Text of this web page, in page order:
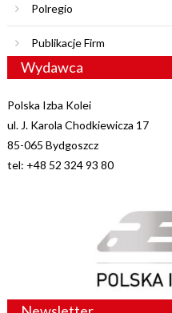
Polregio
Publikacje Firm
Wydawca
Polska Izba Kolei
ul. J. Karola Chodkiewicza 17
85-065 Bydgoszcz
tel: +48 52 324 93 80